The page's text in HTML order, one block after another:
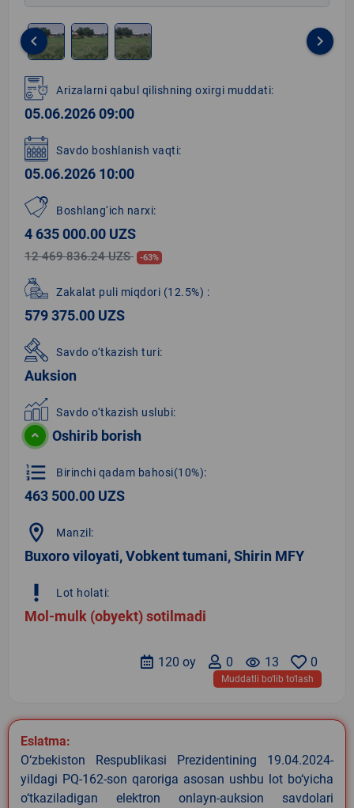
1
of
3
keyboard_arrow_left keyboard_arrow_right
Arizalarni qabul qilishning oxirgi muddati:
05.06.2026 09:00
Savdo boshlanish vaqti:
05.06.2026 10:00
Boshlang‘ich narxi:
4 635 000.00 UZS
12 469 836.24 UZS -63%
Zakalat puli miqdori (12.5%) :
579 375.00 UZS
Savdo o‘tkazish turi:
Auksion
Savdo o‘tkazish uslubi:
Oshirib borish
format_list_numbered Birinchi qadam bahosi(10%):
463 500.00 UZS
location_on Manzil:
Buxoro viloyati, Vobkent tumani, Shirin MFY
priority_high Lot holati:
Mol-mulk (obyekt) sotilmadi
0
remove_red_eye 13
0
120 oy
Muddatli bo‘lib to‘lash
Eslatma:
O‘zbekiston Respublikasi Prezidentining 19.04.2024-
yildagi PQ-162-son qaroriga asosan ushbu lot bo‘yicha
o‘tkaziladigan elektron onlayn-auksion savdolari